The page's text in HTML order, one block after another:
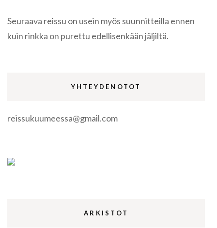
Seuraava reissu on usein myös suunnitteilla ennen
kuin rinkka on purettu edellisenkään jäljiltä.
YHTEYDENOTOT
reissukuumeessa@gmail.com
ARKISTOT